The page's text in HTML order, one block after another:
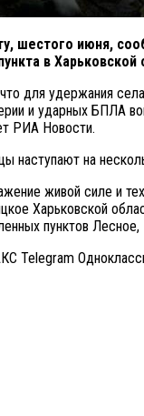
шестого июня,
в
для удержания
и ударных БПЛА
РИА Новости.
на
живой силе и
Харьковской
пунктов
Telegram